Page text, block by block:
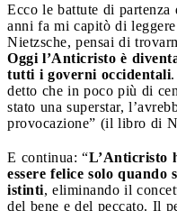
Ecco le battute di partenza
anni fa mi capitò di leggere
Nietzsche, pensai di
Oggi l’Anticristo è
tutti i governi occidentali
detto che in poco più di
stato una superstar,
provocazione” (il libro di
E continua: “L’Anticristo
essere felice solo
istinti, eliminando il
del bene e del peccato. Il